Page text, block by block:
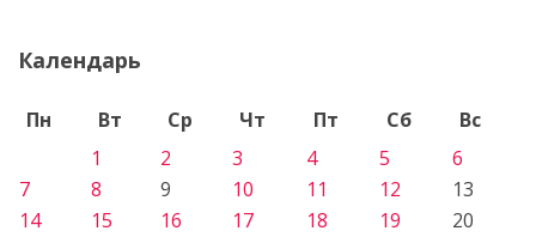
Календарь
Пн Вт Ср Чт Пт Сб
Вс
1
2 3 4 5
6
7
8 9 10 11 12
13
14
15 16 17 18 19
20